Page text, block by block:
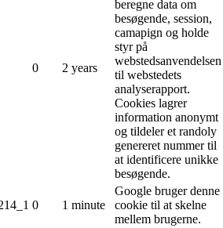
0 2 years
beregne data om
besøgende, session,
camapign og holde
styr på
webstedsanvendelsen
til webstedets
analyserapport.
Cookies lagrer
information anonymt
og tildeler et randoly
genereret nummer til
at identificere unikke
besøgende.
0 1 minute
Google bruger denne
cookie til at skelne
mellem brugerne.